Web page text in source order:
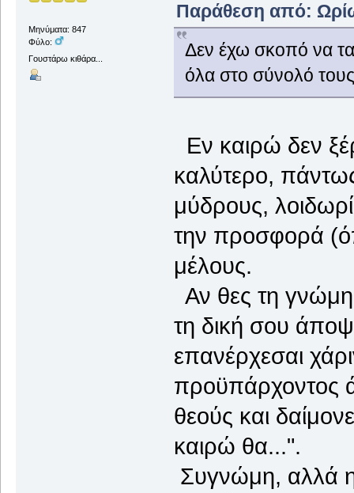
Μηνύματα: 847
Φύλο:
Γουστάρω κιθάρα...
Παράθεση από:
Δεν έχω σκοπό να
όλα στο σύνολό
Εν καιρώ δεν
καλύτερο,
μύδρους,
την προσφορά
μέλους.
Αν θες τη γνώμη
τη δική σου
επανέρχεσαι
προϋπάρχοντος
θεούς και
καιρώ θα...".
Συγνώμη, αλλά